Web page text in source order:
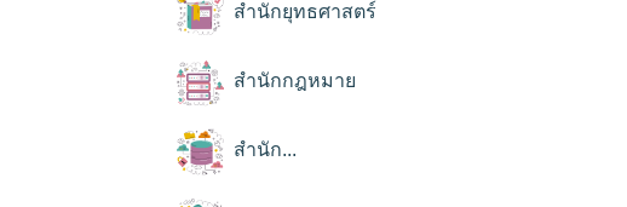
สำนักยุทธศาสตร์
สำนักกฎหมาย
สำนัก...